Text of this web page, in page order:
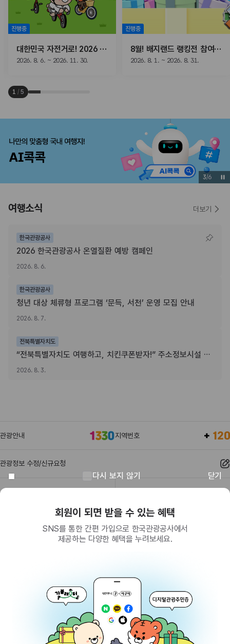
진행중
대한민국 자전거로! 2026 동네방네 라이딩
2026. 8. 6. ~ 2026. 11. 30.
진행중
8월! 배지랜드 랭킹전 참여하고, 선물받자!
2026. 8. 1. ~ 2026. 8. 31.
1 / 5
3/6
여행소식
한국관광공사
2026 한국관광공사 온열질환 예방 캠페인
2026. 8. 6.
한국관광공사
청년 대상 체류형 프로그램 ‘문득, 서천’ 운영 모집 안내
2026. 8. 7.
전북특별자치도
“전북특별자치도 여행하고, 치킨쿠폰받자!” 주소정보시설 SNS 인증이벤트
2026. 8. 3.
더보기
다시 보지 않기 닫기
회원이 되면 받을 수 있는 혜택
SNS를 통한 간편 가입으로 한국관광공사에서
제공하는 다양한 혜택을 누려보세요.
관광안내 지역번호
관광정보 수정/신규요청
관광정보
202-81-50707
통신판매업신고
제2009-서울중구-1234호